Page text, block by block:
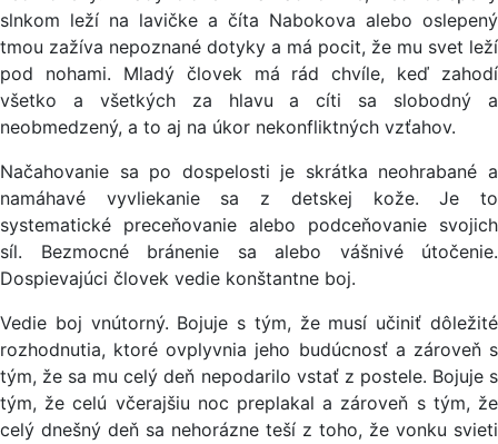
slnkom leží na lavičke a číta Nabokova alebo oslepený
tmou zažíva nepoznané dotyky a má pocit, že mu svet leží
pod nohami. Mladý človek má rád chvíle, keď zahodí
všetko a všetkých za hlavu a cíti sa slobodný a
neobmedzený, a to aj na úkor nekonfliktných vzťahov.
Načahovanie sa po dospelosti je skrátka neohrabané a
namáhavé vyvliekanie sa z detskej kože. Je to
systematické preceňovanie alebo podceňovanie svojich
síl. Bezmocné bránenie sa alebo vášnivé útočenie.
Dospievajúci človek vedie konštantne boj.
Vedie boj vnútorný. Bojuje s tým, že musí učiniť dôležité
rozhodnutia, ktoré ovplyvnia jeho budúcnosť a zároveň s
tým, že sa mu celý deň nepodarilo vstať z postele. Bojuje s
tým, že celú včerajšiu noc preplakal a zároveň s tým, že
celý dnešný deň sa nehorázne teší z toho, že vonku svieti